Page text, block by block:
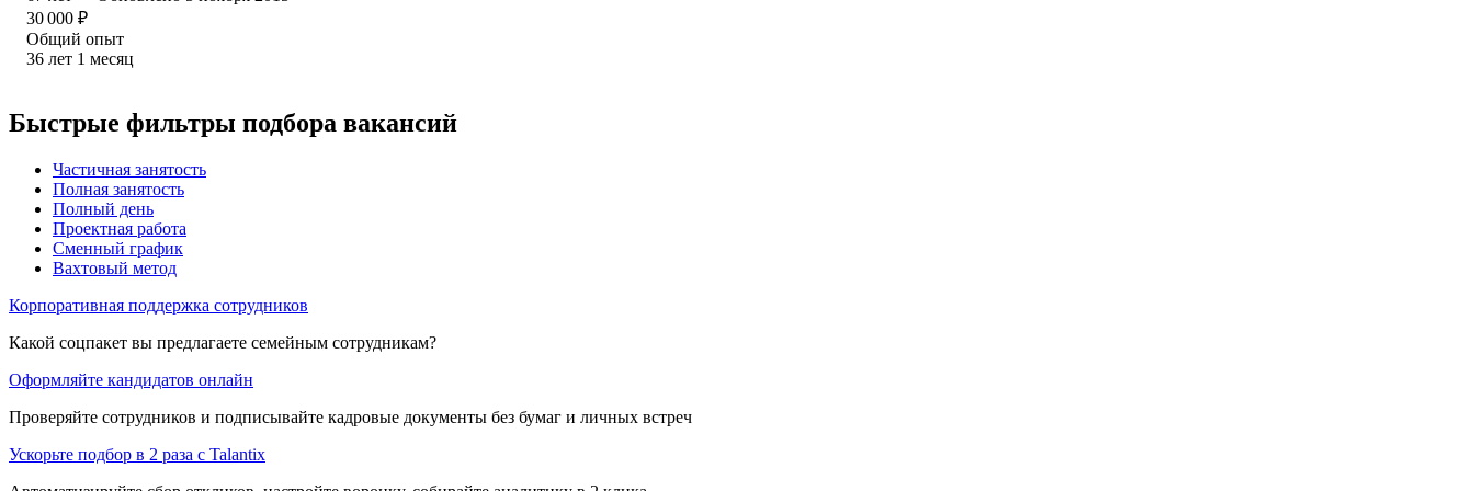
30 000 ₽
Общий опыт
36 лет 1 месяц
Быстрые фильтры подбора вакансий
Частичная занятость
Полная занятость
Полный день
Проектная работа
Сменный график
Вахтовый метод
Корпоративная поддержка сотрудников
Какой соцпакет вы предлагаете семейным сотрудникам?
Оформляйте кандидатов онлайн
Проверяйте сотрудников и подписывайте кадровые документы без бумаг и личных встреч
Ускорьте подбор в 2 раза с Talantix